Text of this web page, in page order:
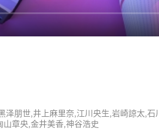
朋世,井上麻里奈,江川央生,岩崎諒太,
章央,金井美香,神谷浩史